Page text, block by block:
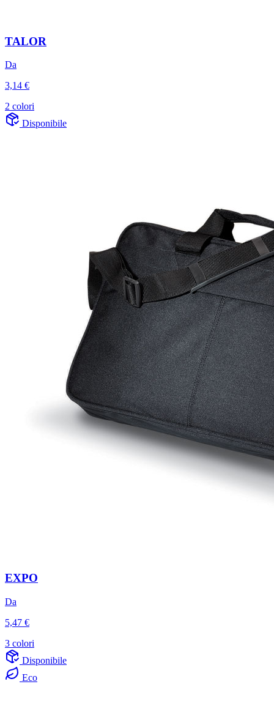
TALOR
Da
3,14 €
2 colori
Disponibile
EXPO
Da
5,47 €
3 colori
Disponibile
Eco